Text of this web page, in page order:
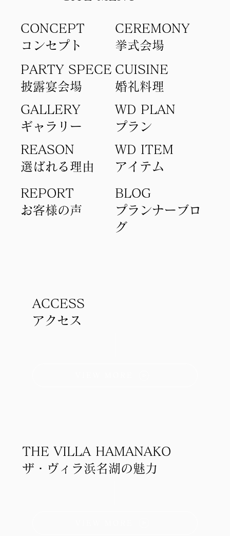
ACCESS
アクセス
THE VILLA HAMANAKO
ザ・ヴィラ浜名湖の魅力
CONCEPT
コンセプト​
​CEREMONY
​挙式会場
GALLERY
ギャラリー
PARTY SPECE
​披露宴会場
CUISINE
​婚礼料理
​プランナーブロ
グ
BLOG
REPORT
​お客様の声
アイテム​
WD ITEM
選ばれる理由
REASON
​プラン
WD PLAN